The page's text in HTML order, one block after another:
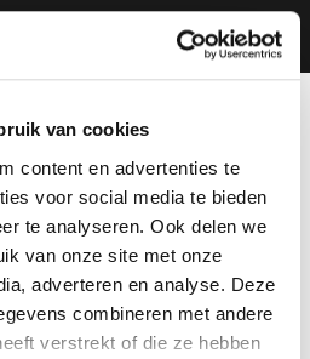
van cookies
content en advertenties te
voor social media te bieden
te analyseren. Ook delen we
van onze site met onze
adverteren en analyse. Deze
combineren met andere
verstrekt of die ze hebben